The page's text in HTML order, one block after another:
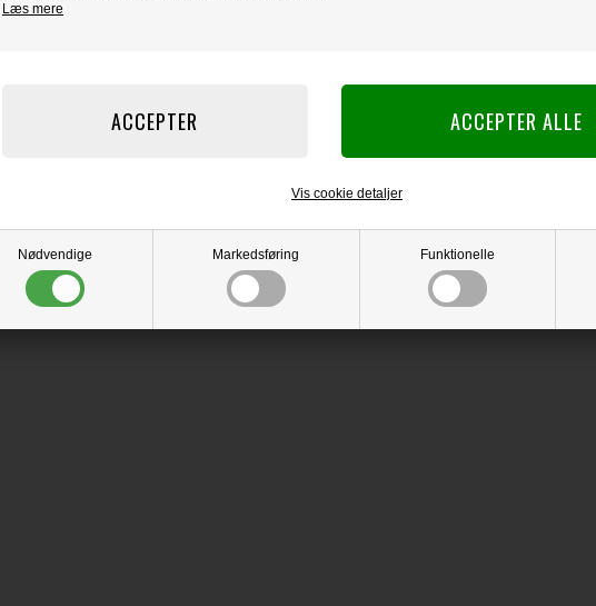
Læs mere
Nødvendige Markedsføring Funktionelle
Vis cookie detaljer